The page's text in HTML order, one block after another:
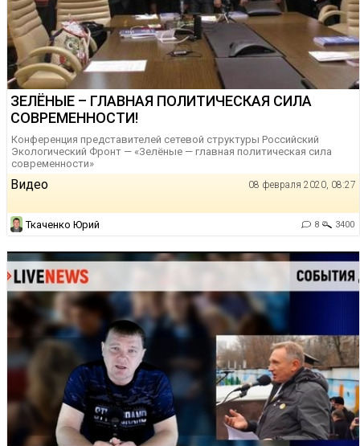
ЗЕЛЁНЫЕ – ГЛАВНАЯ ПОЛИТИЧЕСКАЯ СИЛА
СОВРЕМЕННОСТИ!
Конференция представителей сетевой структуры Российский
Экологический Фронт — «Зелёные — главная политическая сила
современности»
Видео 08 февраля 2020, 08:27
Ткаченко Юрий 8 3400